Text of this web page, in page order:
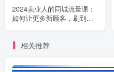
2024美业人的同城流量课：
如何让更多新顾客，刷到
相关推荐